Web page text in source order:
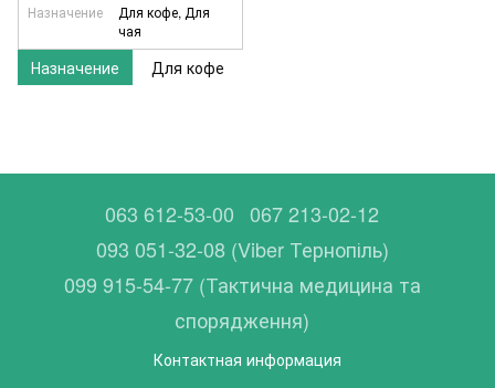
Назначение
Для кофе, Для
чая
Назначение Для кофе
063 612-53-00 067 213-02-12
093 051-32-08 (Viber Тернопіль)
099 915-54-77 (Тактична медицина та
спорядження)
Контактная информация